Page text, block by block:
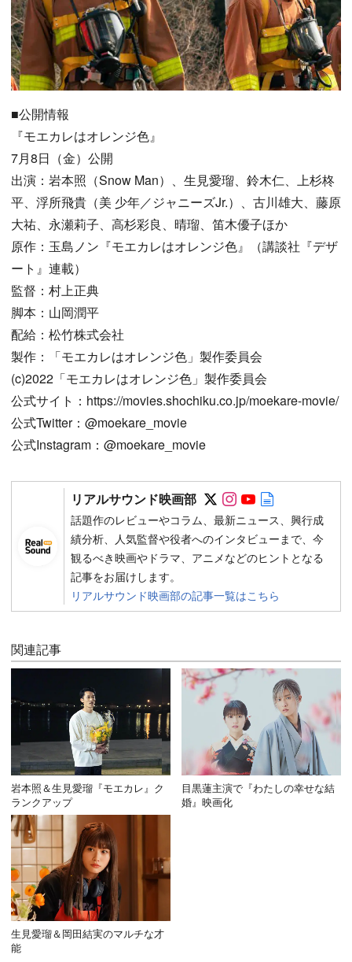
■公開情報
『モエカレはオレンジ色』
7月8日（金）公開
出演：岩本照（Snow Man）、生見愛瑠、鈴木仁、上杉柊
平、浮所飛貴（美 少年／ジャニーズJr.）、古川雄大、藤原
大祐、永瀬莉子、高杉彩良、晴瑠、笛木優子ほか
原作：玉島ノン『モエカレはオレンジ色』（講談社『デザ
ート』連載）
監督：村上正典
脚本：山岡潤平
配給：松竹株式会社
製作：「モエカレはオレンジ色」製作委員会
(c)2022「モエカレはオレンジ色」製作委員会
公式サイト：https://movies.shochiku.co.jp/moekare-movie/
公式Twitter：@moekare_movie
公式Instagram：@moekare_movie
リアルサウンド映画部 Follow on SNS
Follow on SNS
Follow on
話題作のレビューやコラム、最新ニュース、興行成
績分析、人気監督や役者へのインタビューまで、今
観るべき映画やドラマ、アニメなどのヒントとなる
記事をお届けします。
リアルサウンド映画部の記事一覧はこちら
関連記事
岩本照＆生見愛瑠『モエカレ』ク
ランクアップ
目黒蓮主演で『わたしの幸せな結
婚』映画化
生見愛瑠＆岡田結実のマルチな才
能